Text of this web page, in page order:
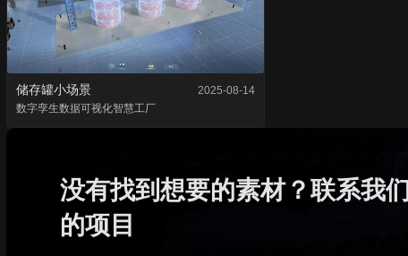
三维孪生
内置3D渲染引擎
二维孪生
资产库
储存罐小场景
2025-08-14
数字孪生数据可视化智慧工厂
没有找到想要的素材？联系我
的项目